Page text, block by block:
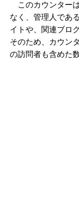
このカウンター
なく、管理人であ
イトや、関連ブロ
そのため、カウン
の訪問者も含めた